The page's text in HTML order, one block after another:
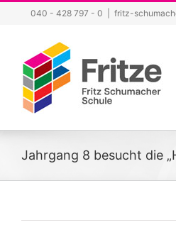
springen
040 - 428 797 - 0 fritz-
Jahrgang 8 besucht die